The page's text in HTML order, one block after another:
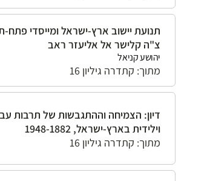
תנועת יישוב ארץ-ישראל ומייסדי
צ"ה קלישר אל אליעזר ראב
יהושע קניאל
מתוך: קתדרה גיליון 16
דיון: הצמיחה וההתגבשות של תרבות
וילידית בארץ-ישראל, 1948-1882
מתוך: קתדרה גיליון 16